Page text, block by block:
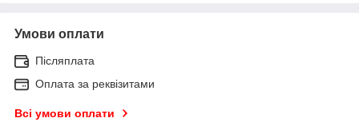
Умови оплати
Післяплата
Оплата за реквізитами
Всі умови оплати